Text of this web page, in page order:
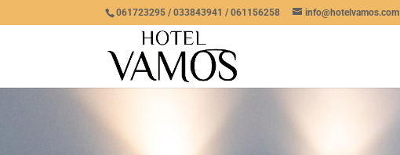
061723295 / 033843941 / 061156258 info@hotelvamos.com